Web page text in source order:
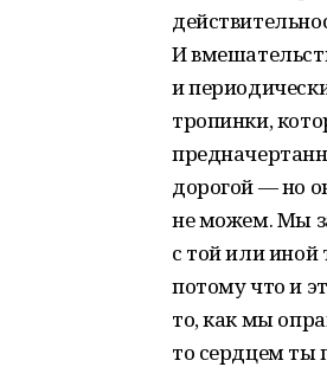
И
и
тропинки,
дорогой — но
не можем. Мы
с той или
потому что и
то, как мы
то сердцем ты